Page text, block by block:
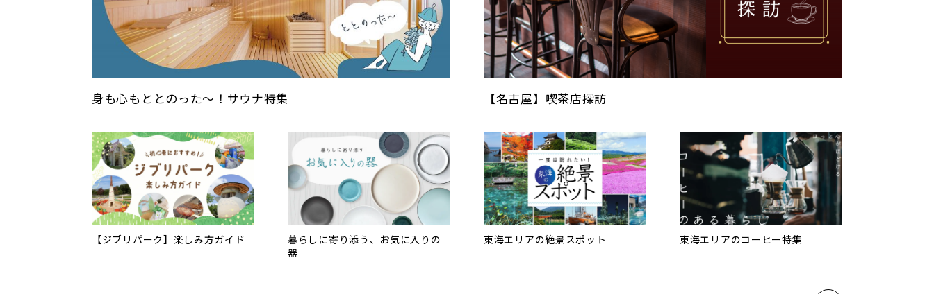
身も心もととのった〜！サウナ特集 【名古屋】喫茶店探訪
【ジブリパーク】楽しみ方ガイド
暮らしに寄り添う、お気に入りの
器
東海エリアの絶景スポット 東海エリアのコーヒー特集